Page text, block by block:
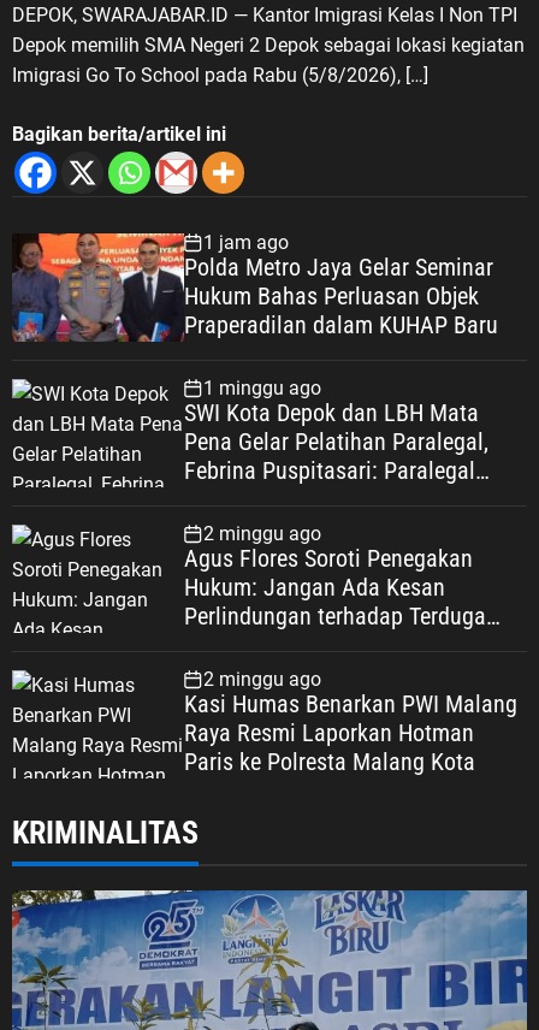
DEPOK, SWARAJABAR.ID — Kantor Imigrasi Kelas I Non TPI
Depok memilih SMA Negeri 2 Depok sebagai lokasi kegiatan
Imigrasi Go To School pada Rabu (5/8/2026), […]
Bagikan berita/artikel ini
1 jam ago
Polda Metro Jaya Gelar Seminar
Hukum Bahas Perluasan Objek
Praperadilan dalam KUHAP Baru
1 minggu ago
SWI Kota Depok dan LBH Mata
Pena Gelar Pelatihan Paralegal,
Febrina Puspitasari: Paralegal
Keadilan Warga Depok
2 minggu ago
Agus Flores Soroti Penegakan
Hukum: Jangan Ada Kesan
Perlindungan terhadap Terduga
Dipertaruhkan
2 minggu ago
Kasi Humas Benarkan PWI Malang
Raya Resmi Laporkan Hotman
Paris ke Polresta Malang Kota
KRIMINALITAS